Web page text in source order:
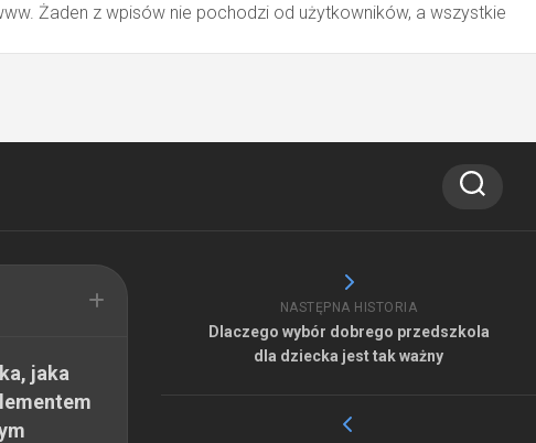
Żaden z wpisów nie pochodzi od użytkowników, a wszystkie
NASTĘPNA HISTORIA
Dlaczego wybór dobrego przedszkola
dla dziecka jest tak ważny
jaka